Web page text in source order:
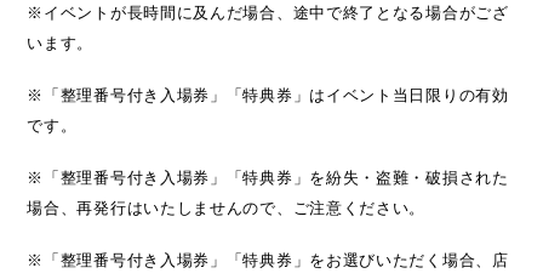
※イベントが長時間に及んだ場合、途中で終了となる場合がござ
います。
※「整理番号付き入場券」「特典券」はイベント当日限りの有効
です。
※「整理番号付き入場券」「特典券」を紛失・盗難・破損された
場合、再発行はいたしませんので、ご注意ください。
※「整理番号付き入場券」「特典券」をお選びいただく場合、店